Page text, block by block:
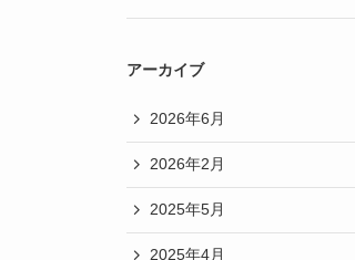
アーカイブ
2026年6月
2026年2月
2025年5月
2025年4月